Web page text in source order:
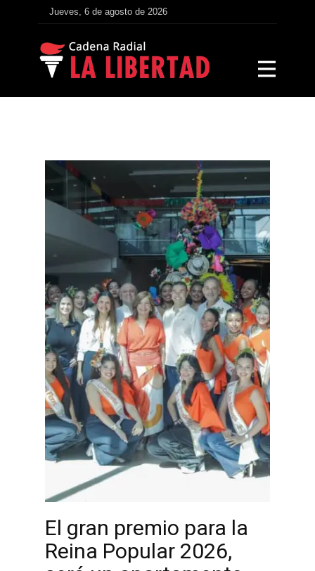
Jueves, 6 de agosto de 2026
El gran premio para la
Reina Popular 2026,